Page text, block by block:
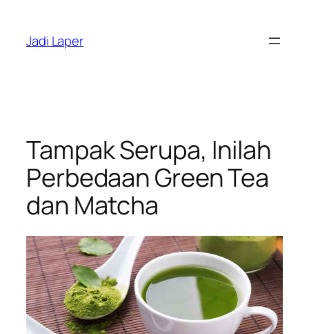
content
Jadi Laper
Tampak Serupa, Inilah
Perbedaan Green Tea
dan Matcha